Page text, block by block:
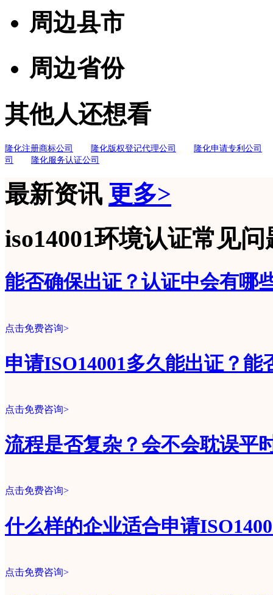
周边县市
周边省份
其他人还想看
隆化注册商标公司 隆化版权登记代理公司
隆化申请专利公司
司
隆化服务认证公司
最新资讯 更多>
iso14001环境认证常见
能否确保出证？认证中会有哪
点击免费咨询>
申请ISO14001多久能出证？能
点击免费咨询>
流程是否复杂？会不会耽误平
点击免费咨询>
什么样的企业适合申请
点击免费咨询>